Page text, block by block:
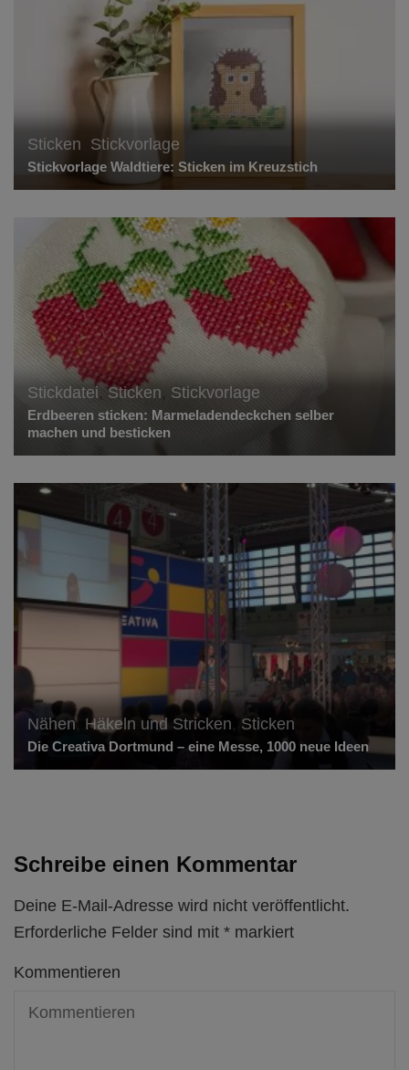
Sticken Stickvorlage
Stickvorlage Waldtiere: Sticken im Kreuzstich
Stickdatei,Sticken, Stickvorlage
Erdbeeren sticken: Marmeladendeckchen selber
machen und besticken
Nähen, Häkeln und Stricken, Sticken
Die Creativa Dortmund – eine Messe, 1000 neue Ideen
Schreibe einen Kommentar
Deine E-Mail-Adresse wird nicht veröffentlicht.
Erforderliche Felder sind mit * markiert
Kommentieren